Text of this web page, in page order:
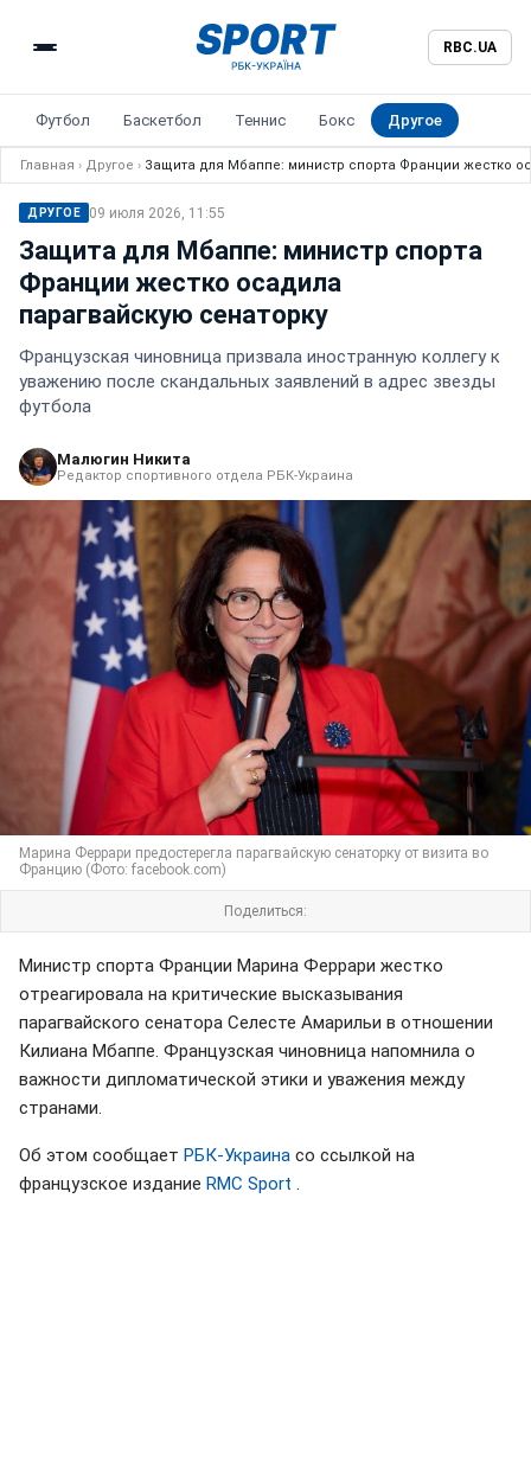
RBC.UA
Футбол Баскетбол Теннис Бокс Другое
Главная › Другое › Защита для Мбаппе: министр спорта Франции жестко
ДРУГОЕ 09 июля 2026, 11:55
Защита для Мбаппе: министр спорта
Франции жестко осадила
парагвайскую сенаторку
Французская чиновница призвала иностранную коллегу к
уважению после скандальных заявлений в адрес звезды
футбола
Малюгин Никита
Редактор спортивного отдела РБК-Украина
Марина Феррари предостерегла парагвайскую сенаторку от визита во
Францию (Фото: facebook.com)
Поделиться:
Министр спорта Франции Марина Феррари жестко
отреагировала на критические высказывания
парагвайского сенатора Селесте Амарильи в отношении
Килиана Мбаппе. Французская чиновница напомнила о
важности дипломатической этики и уважения между
странами.
Об этом сообщает РБК-Украина со ссылкой на
французское издание RMC Sport